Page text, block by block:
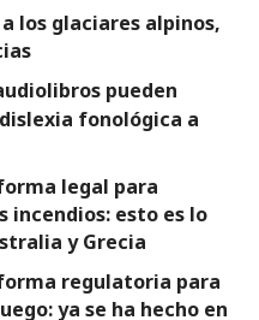
los glaciares alpinos,
pueden
fonológica a
legal para
incendios: esto es lo
y Grecia
regulatoria para
ya se ha hecho en